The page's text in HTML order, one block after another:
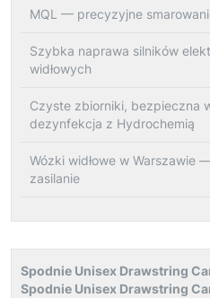
MQL — precyzyjne
Szybka naprawa silników
widłowych
Czyste zbiorniki, bezpieczna
dezynfekcja z Hydrochemią
Wózki widłowe w Warszawie
zasilanie
Spodnie Unisex Drawstring
Spodnie Unisex Drawstring